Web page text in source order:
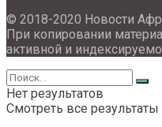
© 2018-2020 Новости
При копировании
активной и
Нет результатов
Смотреть все результаты